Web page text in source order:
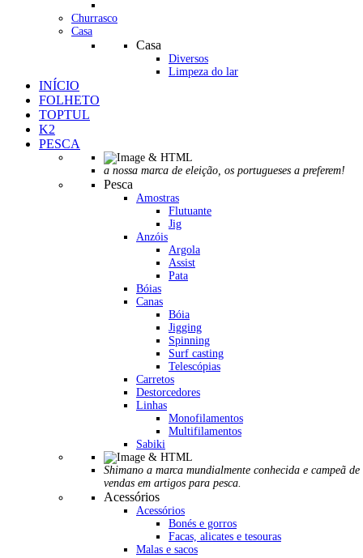
Churrasco
Casa
Casa
Diversos
Limpeza do lar
INÍCIO
FOLHETO
TOPTUL
K2
PESCA
a nossa marca de eleição, os portugueses a preferem!
Pesca
Amostras
Flutuante
Jig
Anzóis
Argola
Assist
Pata
Bóias
Canas
Bóia
Jigging
Spinning
Surf casting
Telescópias
Carretos
Destorcedores
Linhas
Monofilamentos
Multifilamentos
Sabiki
Shimano a marca mundialmente conhecida e campeã de
vendas em artigos para pesca.
Acessórios
Acessórios
Bonés e gorros
Facas, alicates e tesouras
Malas e sacos